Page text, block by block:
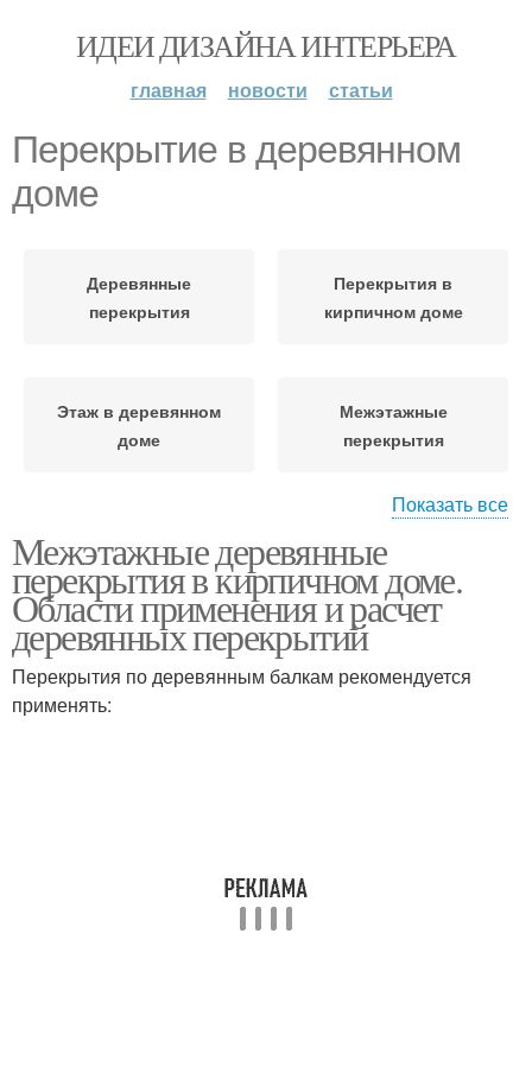
ИДЕИ ДИЗАЙНА ИНТЕРЬЕРА
главная новости статьи
Перекрытие в деревянном
доме
Деревянные
перекрытия
Перекрытия в
кирпичном доме
Этаж в деревянном
доме
Межэтажные
перекрытия
балочных опорах
Чердачное перекрытие
Перекрытие по
деревянным балкам
Межэтажное
Показать все
Межэтажные деревянные
перекрытия в кирпичном доме.
Области применения и расчет
деревянных перекрытий
Перекрытия по деревянным балкам рекомендуется
применять: